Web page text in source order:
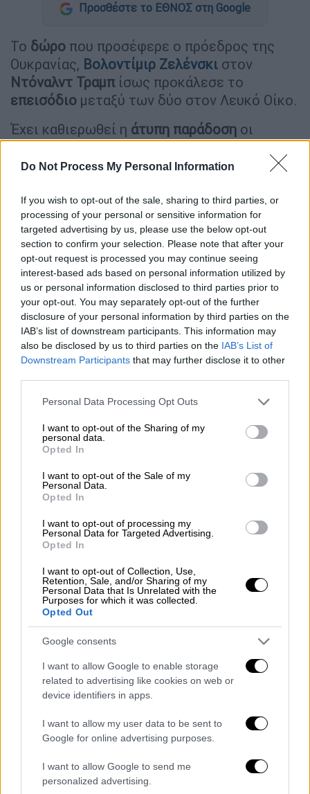
Do Not Process My Personal Information
If you wish to opt-out of the sale, sharing to third parties, or
processing of your personal or sensitive information for
targeted advertising by us, please use the below opt-out
section to confirm your selection. Please note that after your
opt-out request is processed you may continue seeing
interest-based ads based on personal information utilized by
us or personal information disclosed to third parties prior to
your opt-out. You may separately opt-out of the further
disclosure of your personal information by third parties on the
IAB’s list of downstream participants. This information may
also be disclosed by us to third parties on the IAB’s List of
Downstream Participants that may further disclose it to other
Please note that this website/app uses one or more Google
not limited to your visit or usage behaviour. You may click to
grant or deny consent to Google and its third-party tags to
use your data for below specified purposes in below Google
consent section.
Personal Data Processing Opt Outs
I want to opt-out of the Sharing of my
personal data.
Opted In
I want to opt-out of the Sale of my
Personal Data.
Opted In
I want to opt-out of processing my
Personal Data for Targeted Advertising.
Opted In
I want to opt-out of Collection, Use,
Retention, Sale, and/or Sharing of my
Personal Data that Is Unrelated with the
Purposes for which it was collected.
Opted Out
Google consents
I want to allow Google to enable storage
related to advertising like cookies on web or
device identifiers in apps.
I want to allow my user data to be sent to
Google for online advertising purposes.
I want to allow Google to send me
personalized advertising.
Προσθέστε το ΕΘΝΟΣ στη Google
Το δώρο που προσέφερε ο πρόεδρος της
Ουκρανίας, Βολοντίμιρ Ζελένσκι στον
Ντόναλντ Τραμπίσως προκάλεσε το
επεισόδιο μεταξύ των δύο στον Λευκό Οίκο.
Έχει καθιερωθεί η άτυπη παράδοση οι
ηγέτες που επισκέπτονται τον Ντόναλντ
Τραμπ στον Λευκό Οίκο να του κάνουν
πρωθυπουργός του Ισραήλ Μπενιαμίν
Νετανιάχου, έφερε δώρο στον Τραμπ ένα
χρυσό βομβητή , σε ανάμνηση των
εκρηκτικών μηχανισμών που χρησιμοποίησε
το Ισραήλ για να σκοτώσει μέλη της
Χεζμπολάχ. Ο Πρόεδρος της Ρωσίας,
Βλαντιμίρ Πούτιν, το πήγε ένα βήμα
παρακάτω προσφέροντας του μία
ελαιογραφίατου.
ΔΙΑΒΑΣΤΕ ΕΠΙΣΗΣ
Διακήρυξη Τραμπ για την 25η
Μαρτίου: «Η στρατιωτική
συνεργασία ΗΠΑ-Ελλάδας
ακρογωνιαίος λίθος για την ασφάλεια
στην Ευρώπη»
Το λάθος δώρο
Ο Ζελένσκι είχε επισκεφτεί αρκετές φορές
τον Λευκό Οίκο κατά τη διάρκεια του
πολέμου. Αλλά αυτή η επίσκεψη ήταν
εξαιρετικά κρίσιμη, επειδή θα
συναντούσε
για πρώτη φορά τον Τραμπ, που είχε
δηλώσει την πρόθεση να δώσει τέλος στον
πόλεμο. Για να κάνει καλεί εντύπωση έφερε
μαζί του διάφορα δώρα,
συμπεριλαμβανομένης της
ζώνης
Ουκρανού παγκόσμιου πρωταθλητή
πυγμαχίας Ολεξάντρ Ούσικ.